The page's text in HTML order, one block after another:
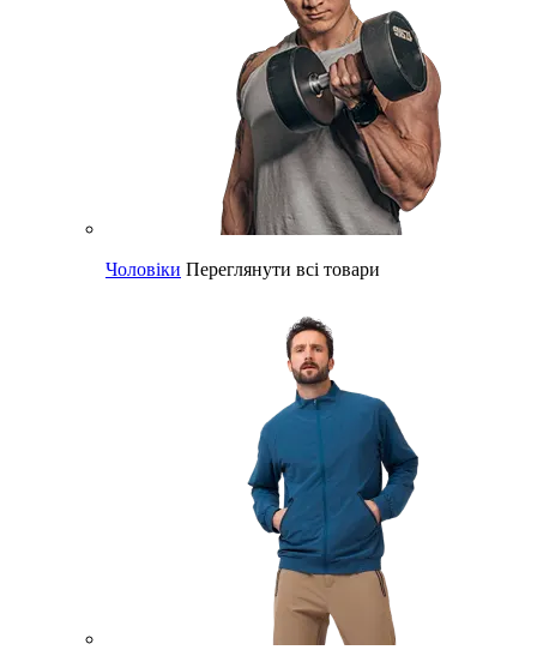
Чоловіки Переглянути всі товари